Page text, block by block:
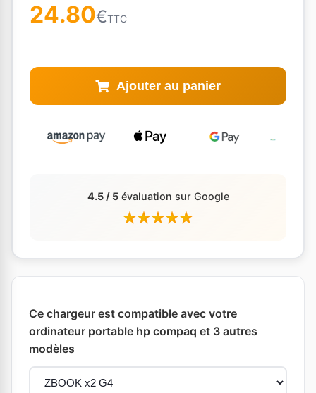
24.80€TTC
Ajouter au panier
4.5 / 5évaluation sur Google
Ce chargeur est compatible avec votre
ordinateur portable hp compaq et 3 autres
modèles